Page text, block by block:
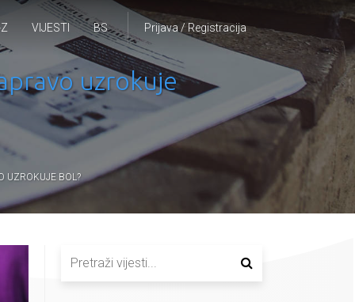
Prijava / Registracija
VIJESTI BS
uzrokuje
UZROKUJE BOL?